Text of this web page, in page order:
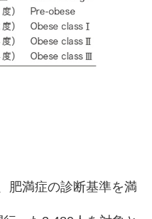
肥満症の診断基準を満